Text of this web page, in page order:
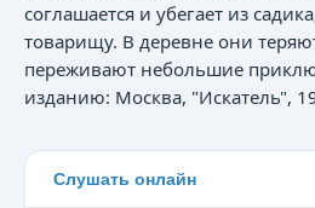
соглашается и убегает из
товарищу. В деревне они
переживают небольшие
изданию: Москва, "Искатель",
Слушать онлайн